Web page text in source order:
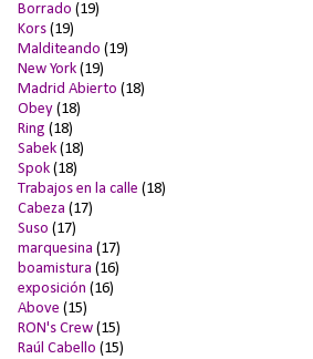
Borrado (19)
Kors (19)
Malditeando (19)
New York (19)
Madrid Abierto (18)
Obey (18)
Ring (18)
Sabek (18)
Spok (18)
Trabajos en la calle (18)
Cabeza (17)
Suso (17)
marquesina (17)
boamistura (16)
exposición (16)
Above (15)
RON's Crew (15)
Raúl Cabello (15)